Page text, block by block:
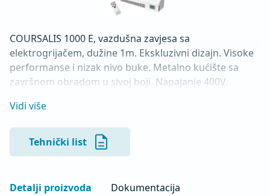
COURSALIS 1000 E, vazdušna zavjesa sa
elektrogrijačem, dužine 1m. Ekskluzivni dizajn. Visoke
performanse i nizak nivo buke. Metalno kućište sa
završnom obradom u sivoj boji. Napajanje 400V.
istrujavanja vazduha 3m. Radno kolo od plastike
(AS+fiberglass). Uključuje daljinski kontroler.
Jednostavno podešavanje pravca istrujavanja vazduha.
Sa LED indikatorom rada.
Vidi više
Tehnički list
Detalji proizvoda Dokumentacija